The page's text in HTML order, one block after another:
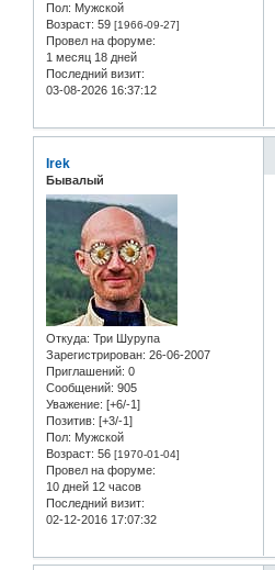
Пол: Мужской
Возраст: 59 [1966-09-27]
Провел на форуме:
1 месяц 18 дней
Последний визит:
03-08-2026 16:37:12
Irek
Бывалый
Откуда: Три Шурупа
Зарегистрирован: 26-06-2007
Приглашений: 0
Сообщений: 905
Уважение: [+6/-1]
Позитив: [+3/-1]
Пол: Мужской
Возраст: 56 [1970-01-04]
Провел на форуме:
10 дней 12 часов
Последний визит:
02-12-2016 17:07:32